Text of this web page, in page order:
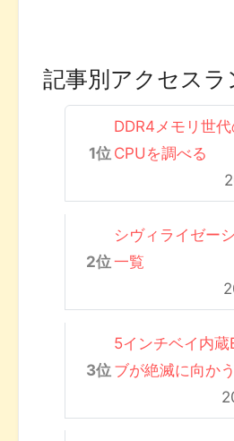
記事別アクセス
DDR4メモリ世
CPUを調べる
シヴィライゼー
一覧
5インチベイ内蔵
ブが絶滅に向かう